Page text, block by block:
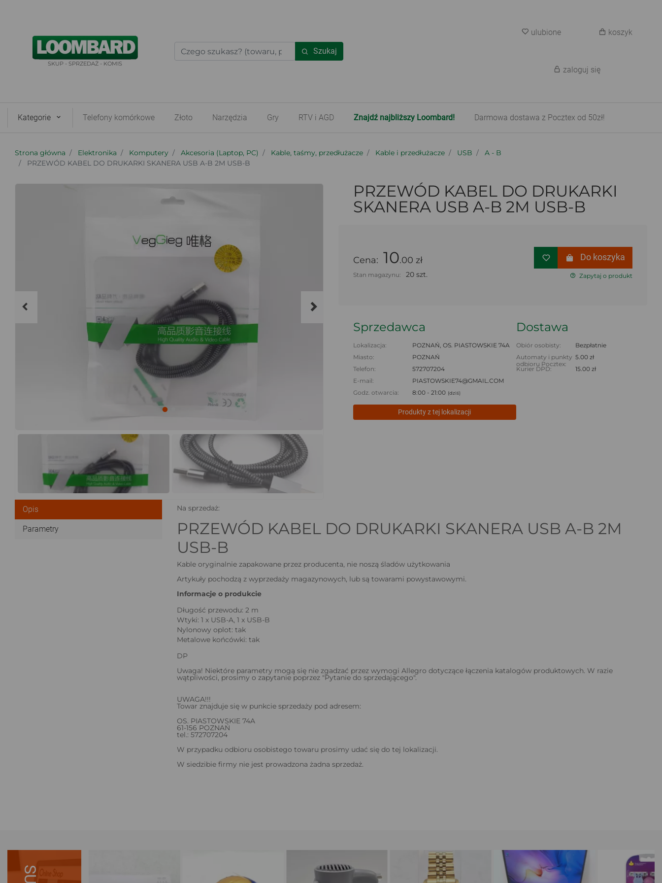
SKUP - SPRZEDAŻ - KOMIS
Szukaj
ulubione koszyk
zaloguj się
Kategorie Telefony komórkowe Złoto Narzędzia Gry RTV i AGD Znajdź najbliższy Loombard! Darmowa dostawa z Pocztex od 50zł!
Strona główna Elektronika Komputery Akcesoria (Laptop, PC) Kable, taśmy, przedłużacze Kable i przedłużacze USB
A - B
PRZEWÓD KABEL DO DRUKARKI SKANERA USB A-B 2M USB-B
PRZEWÓD KABEL DO DRUKARKI
SKANERA USB A-B 2M USB-B
Cena: 10.00 zł
Stan magazynu: 20 szt.
Do koszyka
Zapytaj o produkt
Sprzedawca
Lokalizacja:
POZNAŃ, OS. PIASTOWSKIE 74A
Miasto:
POZNAŃ
Telefon:
572707204
E-mail:
PIASTOWSKIE74@GMAIL.COM
Godz. otwarcia:
8:00 - 21:00 (dziś)
Produkty z tej lokalizacji
Dostawa
Obiór osobisty:
Bezpłatnie
Automaty i punkty
odbioru Pocztex:
5.00 zł
Kurier DPD:
15.00 zł
Opis
Parametry
Na sprzedaż:
PRZEWÓD KABEL DO DRUKARKI SKANERA USB A-B 2M
USB-B
Kable oryginalnie zapakowane przez producenta, nie noszą śladów użytkowania
Artykuły pochodzą z wyprzedaży magazynowych, lub są towarami powystawowymi.
Informacje o produkcie
Długość przewodu: 2 m
Wtyki: 1 x USB-A, 1 x USB-B
Nylonowy oplot: tak
Metalowe końcówki: tak
DP
Uwaga! Niektóre parametry mogą się nie zgadzać przez wymogi Allegro dotyczące łączenia katalogów produktowych. W razie
wątpliwości, prosimy o zapytanie poprzez "Pytanie do sprzedającego".
UWAGA!!!
Towar znajduje się w punkcie sprzedaży pod adresem:
OS. PIASTOWSKIE 74A
61-156 POZNAŃ
tel.: 572707204
W przypadku odbioru osobistego towaru prosimy udać się do tej lokalizacji.
W siedzibie firmy nie jest prowadzona żadna sprzedaż.